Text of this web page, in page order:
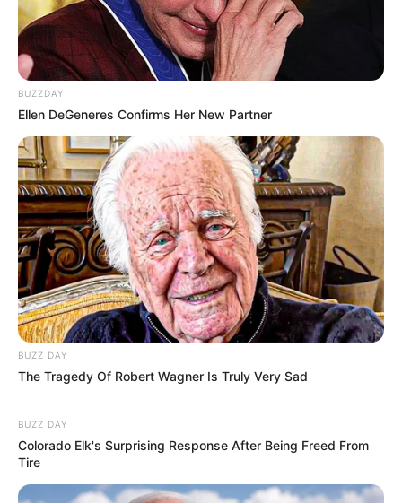
BUZZDAY
Ellen DeGeneres Confirms Her New Partner
BUZZ DAY
The Tragedy Of Robert Wagner Is Truly Very Sad
BUZZ DAY
Colorado Elk's Surprising Response After Being Freed From
Tire